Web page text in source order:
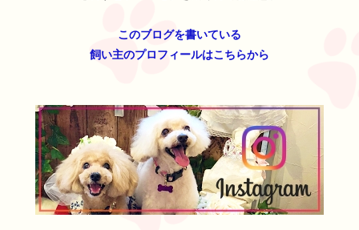
このブログを書いている
飼い主のプロフィールはこちらから